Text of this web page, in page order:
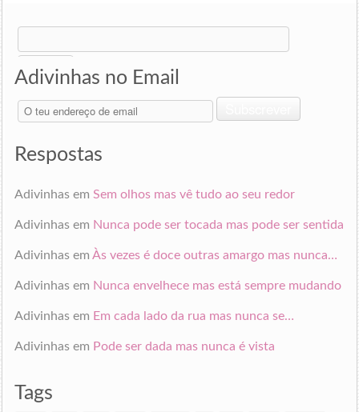
Search
for:
Adivinhas no Email
O
teu
de
Respostas
Adivinhasem Sem olhos mas vê tudo ao seu redor
Adivinhasem Nunca pode ser tocada mas pode ser sentida
Adivinhasem Às vezes é doce outras amargo mas nunca…
Adivinhasem Nunca envelhece mas está sempre mudando
Adivinhasem Em cada lado da rua mas nunca se…
Adivinhasem Pode ser dada mas nunca é vista
Tags